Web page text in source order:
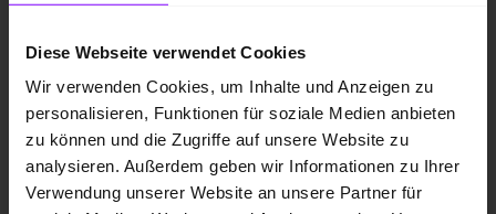
Diese Webseite verwendet Cookies
Wir verwenden Cookies, um Inhalte und Anzeigen zu
personalisieren, Funktionen für soziale Medien anbieten
zu können und die Zugriffe auf unsere Website zu
analysieren. Außerdem geben wir Informationen zu Ihrer
Verwendung unserer Website an unsere Partner für